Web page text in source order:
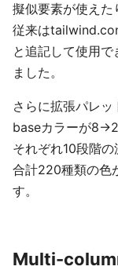
擬似要素が使えた
従来は
と追記して使用
ました。
さらに拡張パレ
baseカラーが
それぞれ10段階
合計220種類の色
す。
Multi-